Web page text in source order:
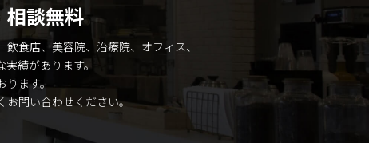
相談無料
食店、美容院、治療院、オフィス、
績があります。
ます。
お問い合わせください。